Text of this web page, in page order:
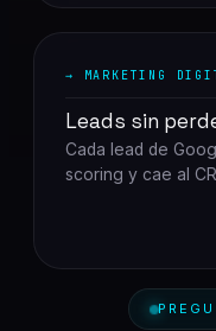
→ MARKETING
Leads sin
Cada lead de
scoring y cae al